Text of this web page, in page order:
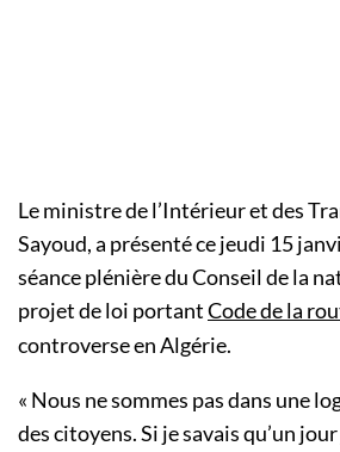
Le ministre de l’Intérieur et des
Sayoud, a présenté ce jeudi 15
séance plénière du Conseil de la
projet de loi portantCode de la
controverse en Algérie.
« Nous ne sommes pas dans une
des citoyens. Si je savais qu’un